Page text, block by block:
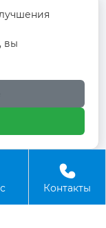
провинция

Контакты
вы